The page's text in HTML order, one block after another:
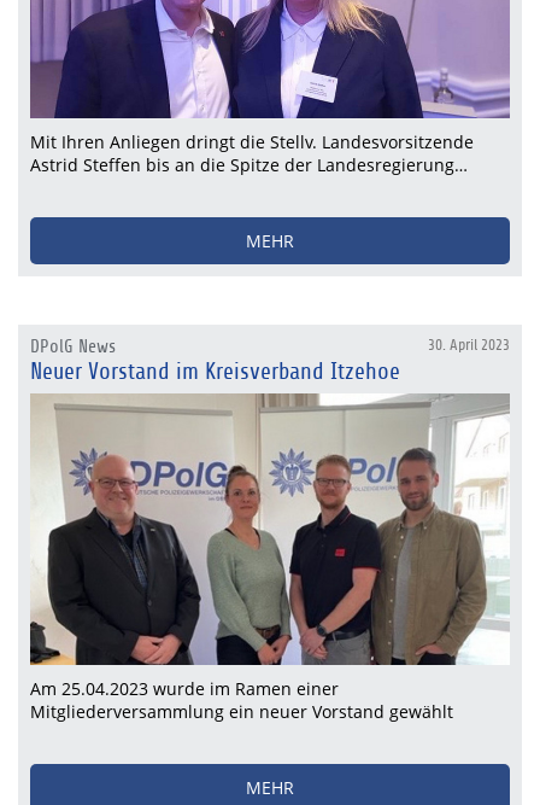
Mit Ihren Anliegen dringt die Stellv. Landesvorsitzende
Astrid Steffen bis an die Spitze der Landesregierung…
MEHR
30. April 2023
DPolG News
Neuer Vorstand im Kreisverband Itzehoe
Am 25.04.2023 wurde im Ramen einer
Mitgliederversammlung ein neuer Vorstand gewählt
MEHR